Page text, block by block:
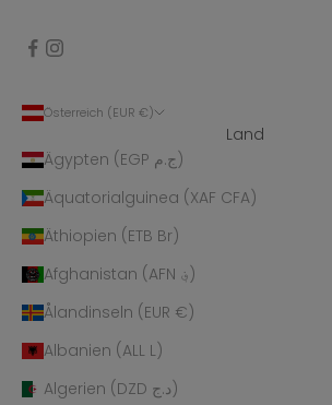
Österreich (EUR €)
Land
Ägypten (EGP ج.م)
Äquatorialguinea (XAF CFA)
Äthiopien (ETB Br)
Afghanistan (AFN ؋)
Ålandinseln (EUR €)
Albanien (ALL L)
Algerien (DZD د.ج)